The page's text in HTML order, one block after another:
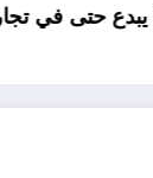
التحرر